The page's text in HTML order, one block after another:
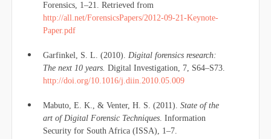
Forensics, 1–21. Retrieved from
http://all.net/ForensicsPapers/2012-09-21-Keynote-
Paper.pdf
Garfinkel, S. L. (2010). Digital forensics research:
The next 10 years. Digital Investigation, 7, S64–S73.
http://doi.org/10.1016/j.diin.2010.05.009
Mabuto, E. K., & Venter, H. S. (2011). State of the
art of Digital Forensic Techniques. Information
Security for South Africa (ISSA), 1–7.